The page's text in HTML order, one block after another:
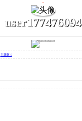
user177476094
发消息
主题数 0